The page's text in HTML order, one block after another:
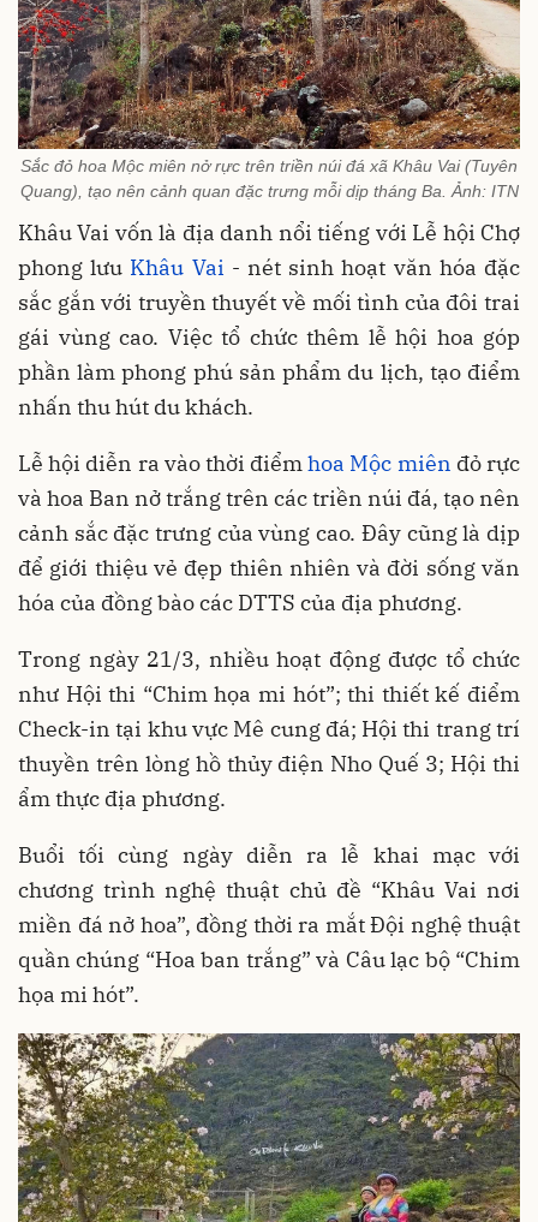
Sắc đỏ hoa Mộc miên nở rực trên triền núi đá xã Khâu Vai (Tuyên
Quang), tạo nên cảnh quan đặc trưng mỗi dịp tháng Ba. Ảnh: ITN
Khâu Vai vốn là địa danh nổi tiếng với Lễ hội Chợ
phong lưu Khâu Vai - nét sinh hoạt văn hóa đặc
sắc gắn với truyền thuyết về mối tình của đôi trai
gái vùng cao. Việc tổ chức thêm lễ hội hoa góp
phần làm phong phú sản phẩm du lịch, tạo điểm
nhấn thu hút du khách.
Lễ hội diễn ra vào thời điểmhoa Mộc miên đỏ rực
và hoa Ban nở trắng trên các triền núi đá, tạo nên
cảnh sắc đặc trưng của vùng cao. Đây cũng là dịp
để giới thiệu vẻ đẹp thiên nhiên và đời sống văn
hóa của đồng bào các DTTS của địa phương.
Trong ngày 21/3, nhiều hoạt động được tổ chức
như Hội thi “Chim họa mi hót”; thi thiết kế điểm
Check-in tại khu vực Mê cung đá; Hội thi trang trí
thuyền trên lòng hồ thủy điện Nho Quế 3; Hội thi
ẩm thực địa phương.
Buổi tối cùng ngày diễn ra lễ khai mạc với
chương trình nghệ thuật chủ đề “Khâu Vai nơi
miền đá nở hoa”, đồng thời ra mắt Đội nghệ thuật
quần chúng “Hoa ban trắng” và Câu lạc bộ “Chim
họa mi hót”.